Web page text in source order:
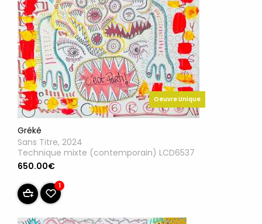
Oeuvre Unique
Gréké
Sans Titre, 2024
Technique mixte (contemporain) LCD6537
650.00€
1